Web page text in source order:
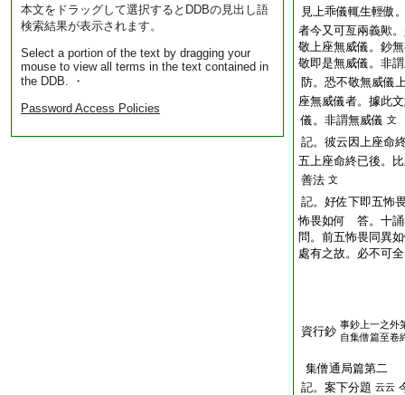
本文をドラッグして選択するとDDBの見出し語
検索結果が表示されます。
Select a portion of the text by dragging your
mouse to view all terms in the text contained in
the DDB. ・
Password Access Policies
見上乖儀輒生輕傲
者今又可亙兩義歟
敬上座無威儀。鈔
敬即是無威儀。非
防。恐不敬無威儀
座無威儀者。據此
儀。非謂無威儀 文
記。彼云因上座命
五上座命終已後。
善法 文
記。好佐下即五怖
怖畏如何 答。十誦
問。前五怖畏同異
處有之故。必不可
資行鈔 事鈔上一之外
自集僧篇至卷
集僧通局篇第二
記。案下分題 云云